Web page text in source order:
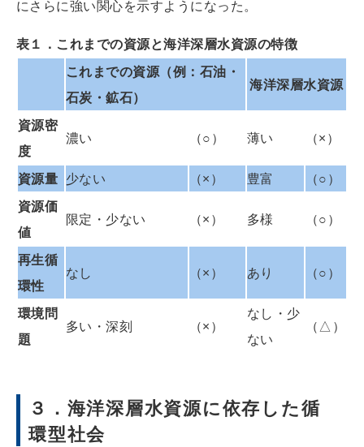
にさらに強い関心を示すようになった。
表１．これまでの資源と海洋深層水資源の特徴
これまでの資源（例：石油・
石炭・鉱石）
海洋深層水資源
資源密
度
濃い （○） 薄い （×）
資源量 少ない （×） 豊富
（○）
資源価
値
限定・少ない （×） 多様 （○）
再生循
環性
なし （×） あり （○）
環境問
題
多い・深刻 （×）
なし・少
ない
（△）
３．海洋深層水資源に依存した循
環型社会